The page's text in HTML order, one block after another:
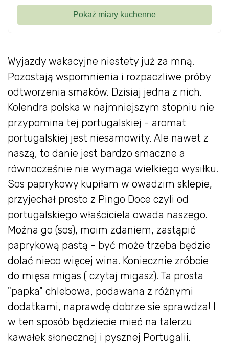
Wyjazdy wakacyjne niestety już za mną.
Pozostają wspomnienia i rozpaczliwe próby
odtworzenia smaków. Dzisiaj jedna z nich.
Kolendra polska w najmniejszym stopniu nie
przypomina tej portugalskiej - aromat
portugalskiej jest niesamowity. Ale nawet z
naszą, to danie jest bardzo smaczne a
równocześnie nie wymaga wielkiego wysiłku.
Sos paprykowy kupiłam w owadzim sklepie,
przyjechał prosto z Pingo Doce czyli od
portugalskiego właściciela owada naszego.
Można go (sos), moim zdaniem, zastąpić
paprykową pastą - być może trzeba będzie
dolać nieco więcej wina. Koniecznie zróbcie
do mięsa migas ( czytaj migasz). Ta prosta
"papka" chlebowa, podawana z różnymi
dodatkami, naprawdę dobrze sie sprawdza! I
w ten sposób będziecie mieć na talerzu
kawałek słonecznej i pysznej Portugalii.